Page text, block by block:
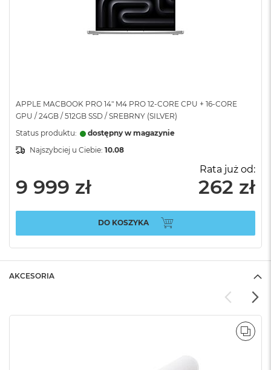
APPLE MACBOOK PRO 14" M4 PRO 12-CORE CPU + 16-CORE
GPU / 24GB / 512GB SSD / SREBRNY (SILVER)
Status produktu:
dostępny w magazynie
Najszybciej u Ciebie: 10.08
9 999 zł
Rata już od:
262 zł
DO KOSZYKA
AKCESORIA